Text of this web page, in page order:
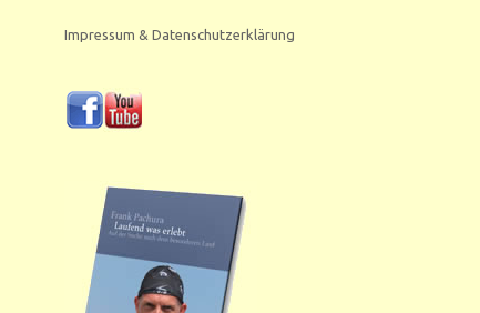
Impressum & Datenschutzerklärung